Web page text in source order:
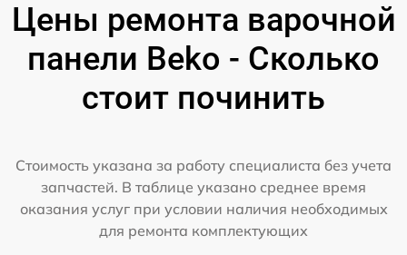
Цены ремонта варочной
панели Beko - Сколько
стоит починить
Стоимость указана за работу специалиста без учета
запчастей. В таблице указано среднее время
оказания услуг при условии наличия необходимых
для ремонта комплектующих